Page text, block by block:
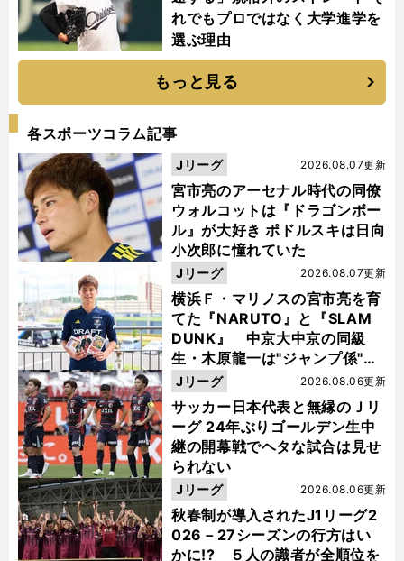
れでもプロではなく大学進学を
選ぶ理由
もっと見る
各スポーツコラム記事
宮市亮のアーセナル時代の同僚
ウォルコットは『ドラゴンボー
ル』が大好き ポドルスキは日向
小次郎に憧れていた
2026.08.07更新
Jリーグ
横浜Ｆ・マリノスの宮市亮を育
てた『NARUTO』と『SLAM
DUNK』 中京大中京の同級
生・木原龍一は"ジャンプ係"だ
った
2026.08.07更新
Jリーグ
サッカー日本代表と無縁のＪリ
ーグ 24年ぶりゴールデン生中
継の開幕戦でヘタな試合は見せ
られない
2026.08.06更新
Jリーグ
秋春制が導入されたJ1リーグ2
026－27シーズンの行方はい
かに!? ５人の識者が全順位を
2026.08.06更新
Jリーグ